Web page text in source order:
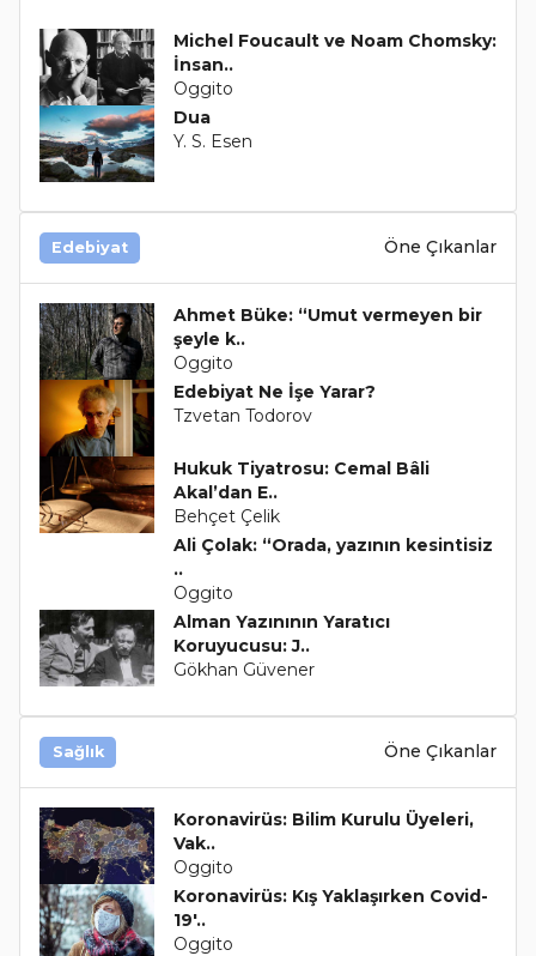
Michel Foucault ve Noam Chomsky:
İnsan..
Oggito
Dua
Y. S. Esen
Edebiyat Öne Çıkanlar
Ahmet Büke: “Umut vermeyen bir
şeyle k..
Oggito
Edebiyat Ne İşe Yarar?
Tzvetan Todorov
Hukuk Tiyatrosu: Cemal Bâli
Akal’dan E..
Behçet Çelik
Ali Çolak: “Orada, yazının kesintisiz
..
Oggito
Alman Yazınının Yaratıcı
Koruyucusu: J..
Gökhan Güvener
Sağlık Öne Çıkanlar
Koronavirüs: Bilim Kurulu Üyeleri,
Vak..
Oggito
Koronavirüs: Kış Yaklaşırken Covid-
19'..
Oggito